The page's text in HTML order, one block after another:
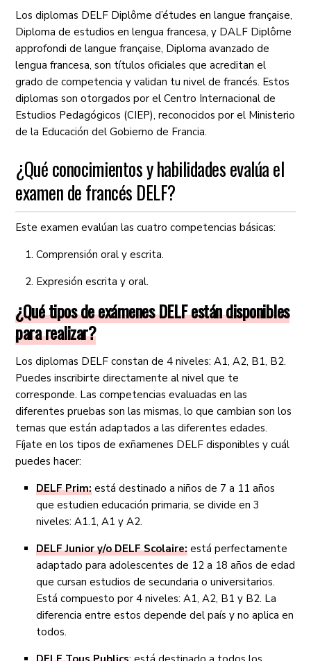
Los diplomas DELF Diplôme d’études en langue française,
Diploma de estudios en lengua francesa, y DALF Diplôme
approfondi de langue française, Diploma avanzado de
lengua francesa, son títulos oficiales que acreditan el
grado de competencia y validan tu nivel de francés. Estos
diplomas son otorgados por el Centro Internacional de
Estudios Pedagógicos (CIEP), reconocidos por el Ministerio
de la Educación del Gobierno de Francia.
¿Qué conocimientos y habilidades evalúa el
examen de francés DELF?
Este examen evalúan las cuatro competencias básicas:
Comprensión oral y escrita.
Expresión escrita y oral.
¿Qué tipos de exámenes DELF están disponibles
para realizar?
Los diplomas DELF constan de 4 niveles: A1, A2, B1, B2.
Puedes inscribirte directamente al nivel que te
corresponde. Las competencias evaluadas en las
diferentes pruebas son las mismas, lo que cambian son los
temas que están adaptados a las diferentes edades.
Fíjate en los tipos de exñamenes DELF disponibles y cuál
puedes hacer:
DELF Prim: está destinado a niños de 7 a 11 años
que estudien educación primaria, se divide en 3
niveles: A1.1, A1 y A2.
DELF Junior y/o DELF Scolaire: está perfectamente
adaptado para adolescentes de 12 a 18 años de edad
que cursan estudios de secundaria o universitarios.
Está compuesto por 4 niveles: A1, A2, B1 y B2. La
diferencia entre estos depende del país y no aplica en
todos.